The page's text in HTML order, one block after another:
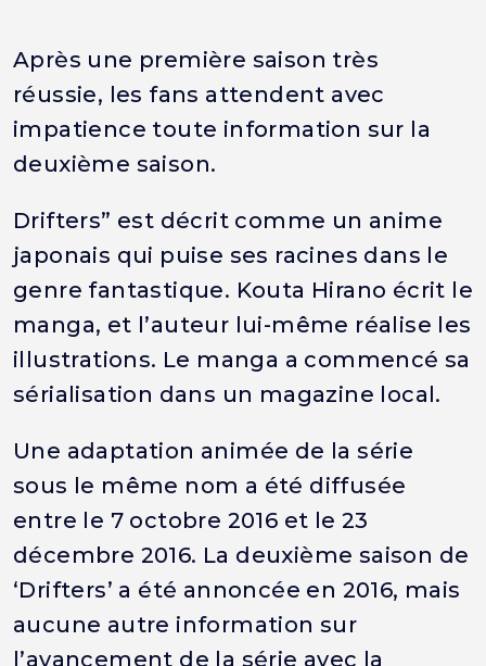
Après une première saison très
réussie, les fans attendent avec
impatience toute information sur la
deuxième saison.
Drifters” est décrit comme un anime
japonais qui puise ses racines dans le
genre fantastique. Kouta Hirano écrit le
manga, et l’auteur lui-même réalise les
illustrations. Le manga a commencé sa
sérialisation dans un magazine local.
Une adaptation animée de la série
sous le même nom a été diffusée
entre le 7 octobre 2016 et le 23
décembre 2016. La deuxième saison de
‘Drifters’ a été annoncée en 2016, mais
aucune autre information sur
l’avancement de la série avec la